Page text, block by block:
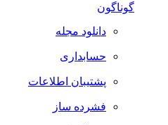
گوناگون
دانلود مجله
حسابداری
پشتیبان اطلاعات
فشرده ساز